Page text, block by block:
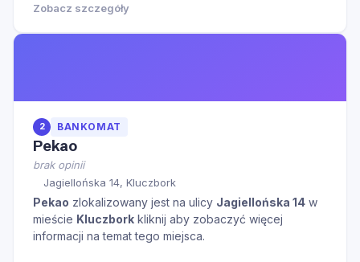
Zobacz szczegóły
2 BANKOMAT
Pekao
brak opinii
Jagiellońska 14, Kluczbork
Pekao zlokalizowany jest na ulicy Jagiellońska 14 w
mieście Kluczbork kliknij aby zobaczyć więcej
informacji na temat tego miejsca.